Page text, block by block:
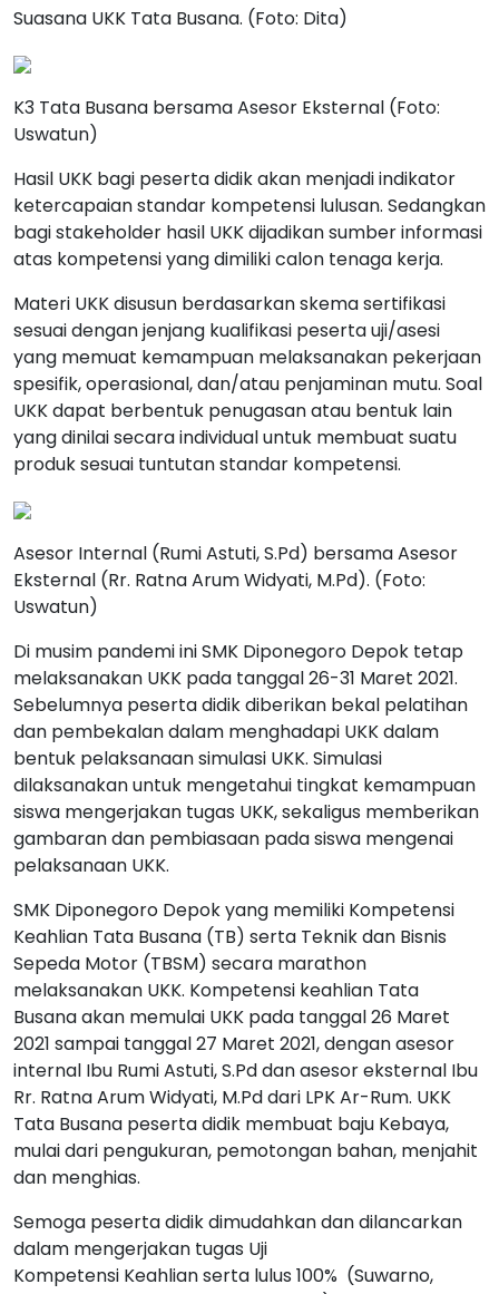
Suasana UKK Tata Busana. (Foto: Dita)
K3 Tata Busana bersama Asesor Eksternal (Foto:
Uswatun)
Hasil UKK bagi peserta didik akan menjadi indikator
ketercapaian standar kompetensi lulusan. Sedangkan
bagi stakeholder hasil UKK dijadikan sumber informasi
atas kompetensi yang dimiliki calon tenaga kerja.
Materi UKK disusun berdasarkan skema sertifikasi
sesuai dengan jenjang kualifikasi peserta uji/asesi
yang memuat kemampuan melaksanakan pekerjaan
spesifik, operasional, dan/atau penjaminan mutu. Soal
UKK dapat berbentuk penugasan atau bentuk lain
yang dinilai secara individual untuk membuat suatu
produk sesuai tuntutan standar kompetensi.
Asesor Internal (Rumi Astuti, S.Pd) bersama Asesor
Eksternal (Rr. Ratna Arum Widyati, M.Pd). (Foto:
Uswatun)
Di musim pandemi ini SMK Diponegoro Depok tetap
melaksanakan UKK pada tanggal 26-31 Maret 2021.
Sebelumnya peserta didik diberikan bekal pelatihan
dan pembekalan dalam menghadapi UKK dalam
bentuk pelaksanaan simulasi UKK. Simulasi
dilaksanakan untuk mengetahui tingkat kemampuan
siswa mengerjakan tugas UKK, sekaligus memberikan
gambaran dan pembiasaan pada siswa mengenai
pelaksanaan UKK.
SMK Diponegoro Depok yang memiliki Kompetensi
Keahlian Tata Busana (TB) serta Teknik dan Bisnis
Sepeda Motor (TBSM) secara marathon
melaksanakan UKK. Kompetensi keahlian Tata
Busana akan memulai UKK pada tanggal 26 Maret
2021 sampai tanggal 27 Maret 2021, dengan asesor
internal Ibu Rumi Astuti, S.Pd dan asesor eksternal Ibu
Rr. Ratna Arum Widyati, M.Pd dari LPK Ar-Rum. UKK
Tata Busana peserta didik membuat baju Kebaya,
mulai dari pengukuran, pemotongan bahan, menjahit
dan menghias.
Semoga peserta didik dimudahkan dan dilancarkan
dalam mengerjakan tugas Uji
Kompetensi Keahlian serta lulus 100% (Suwarno,